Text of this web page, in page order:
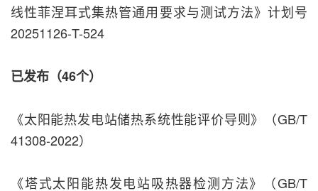
线性菲涅耳式集热管通用要求与测试方法》计划号
20251126-T-524
已发布（46个）
《太阳能热发电站储热系统性能评价导则》（GB/T
41308-2022）
《塔式太阳能热发电站吸热器检测方法》（GB/T